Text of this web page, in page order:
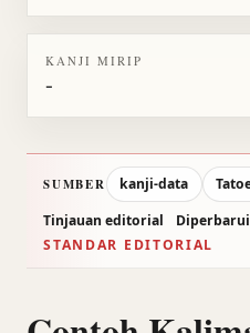
KANJI MIRIP
-
SUMBER kanji-data
Tinjauan editorial
Diperbarui
STANDAR EDITORIAL